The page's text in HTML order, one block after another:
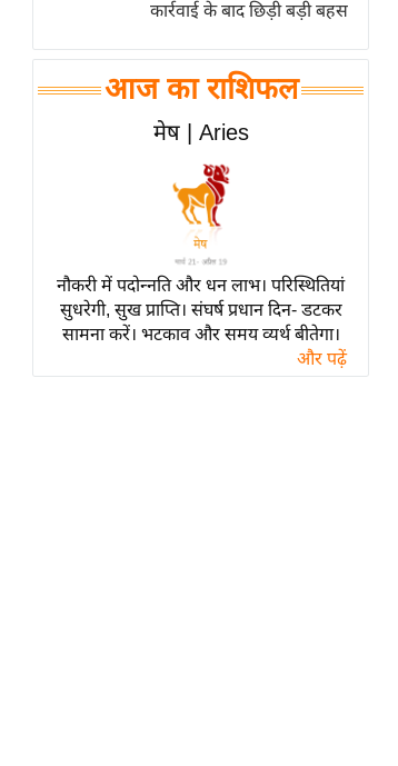
आई.
चाय पर
समीक्षा
धर्मस्थल
व्रत
कार्रवाई के बाद छिड़ी बड़ी बहस
आज का राशिफल
मेष | Aries
नौकरी में पदोन्नति और धन लाभ। परिस्थितियां
सुधरेगी, सुख प्राप्ति। संघर्ष प्रधान दिन- डटकर
सामना करें। भटकाव और समय व्यर्थ बीतेगा।
और पढ़ें